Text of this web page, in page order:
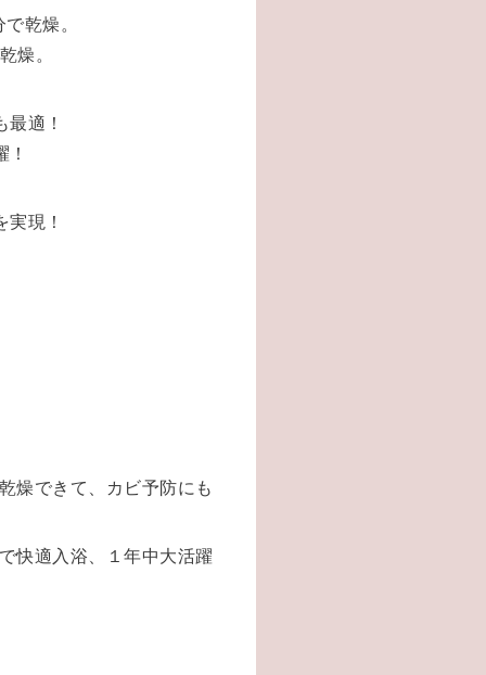
乾燥。
燥。
適！
現！
燥できて、カビ予防にも
快適入浴、１年中大活躍